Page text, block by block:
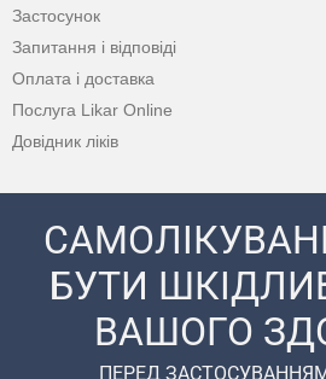
Застосунок
Запитання і відповіді
Оплата і доставка
Послуга Likar Online
Довідник ліків
БУТИ
ВАШОГО
ПЕРЕД